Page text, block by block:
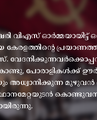
വിഎസ്
കേരളത്തിന്റെ
പോരാളികൾക്ക്
അധ്വാനിക്കുന്ന മുഴുവൻ